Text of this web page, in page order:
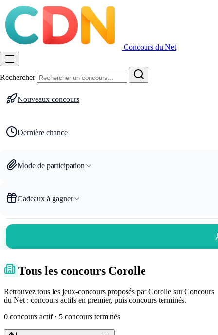
Concours du Net
Rechercher
Nouveaux concours
Dernière chance
Mode de participation
Cadeaux à gagner
Tous les concours Corolle
Retrouvez tous les jeux-concours proposés par Corolle sur Concours
du Net : concours actifs en premier, puis concours terminés.
0 concours actif · 5 concours terminés